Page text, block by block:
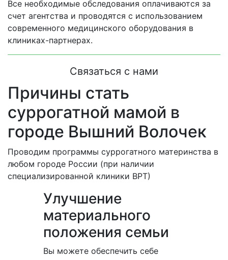
Все необходимые обследования оплачиваются за
счет агентства и проводятся с использованием
современного медицинского оборудования в
клиниках-партнерах.
Связаться с нами
Причины стать
суррогатной мамой в
городе Вышний Волочек
Проводим программы суррогатного материнства в
любом городе России (при наличии
специализированной клиники ВРТ)
Улучшение
материального
положения семьи
Вы можете обеспечить себе